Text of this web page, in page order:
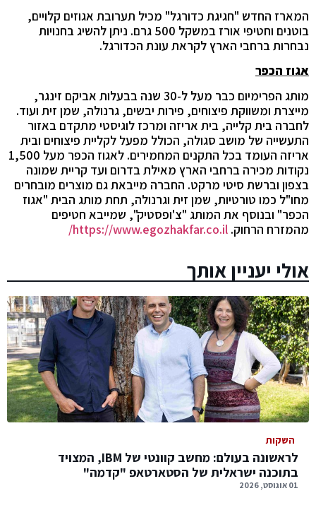
המארז החדש "חגיגת כדורגל" מכיל תערובת אגוזים קלויים,
בוטנים וחטיפי אורז במשקל 500 גרם. ניתן להשיג בחנויות
נבחרות ברחבי הארץ לקראת עונת הכדורגל.
אגוז הכפר
מותג הפרימיום כבר מעל ל-30 שנה בבעלות אביקם זינגר,
מייצרת ומשווקת פיצוחים, פירות יבשים, גרנולה, שמן זית ועוד.
לחברה בית קלייה, בית אריזה ומרכז לוגיסטי מתקדם באזור
התעשייה של מושב סגולה, הכולל מפעל לקליית פיצוחים ובית
אריזה העומד בכל התקנים המחמירים. לאגוז הכפר מעל 1,500
נקודות מכירה ברחבי הארץ מאילת בדרום ועד קריית שמונה
בצפון וברשת סיטי מרקט. החברה מייבאת גם מוצרים מובחרים
מחו"ל כמו טורטיות, שמן זית וגרנולה, תחת מותג הבית "אגוז
הכפר" ובנוסף את המותג "צ'ופסטיק", שמייבא חטיפים
מהמזרח הרחוק. https://www.egozhakfar.co.il/
אולי יעניין אותך
השקות
לראשונה בעולם: מחשב קוונטי של IBM, המצויד
בתוכנה ישראלית של הסטארטאפ "קדמה"
01 אוגוסט, 2026